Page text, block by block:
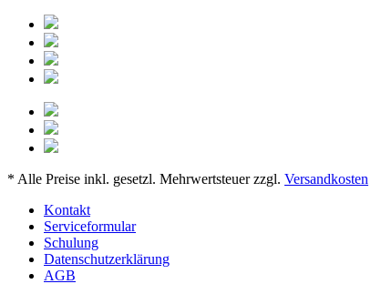
* Alle Preise inkl. gesetzl. Mehrwertsteuer zzgl. Versandkosten
Kontakt
Serviceformular
Schulung
Datenschutzerklärung
AGB